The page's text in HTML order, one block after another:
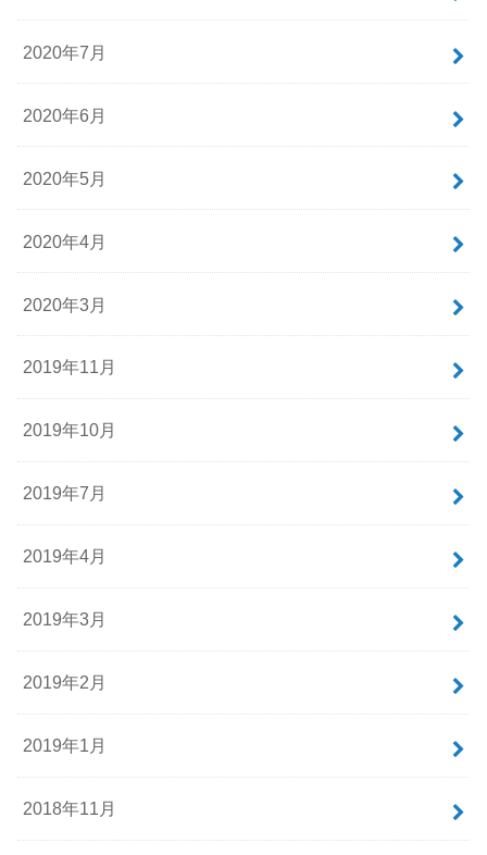
2020年7月
2020年6月
2020年5月
2020年4月
2020年3月
2019年11月
2019年10月
2019年7月
2019年4月
2019年3月
2019年2月
2019年1月
2018年11月